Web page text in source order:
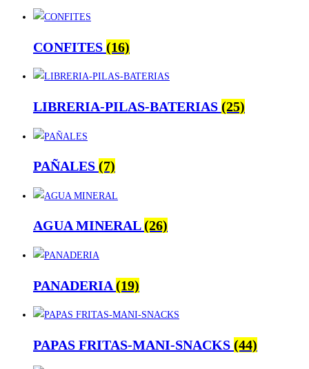
CONFITES (16)
LIBRERIA-PILAS-BATERIAS (25)
PAÑALES (7)
AGUA MINERAL(26)
PANADERIA(19)
PAPAS FRITAS-MANI-SNACKS (44)